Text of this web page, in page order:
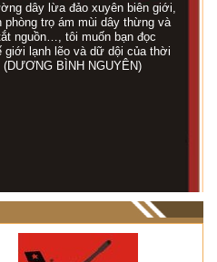
dây lừa đảo xuyên biên giới,
trọ ám mùi dây thừng và
nguồn…, tôi muốn bạn đọc
giới lạnh lẽo và dữ dội của thời
BÌNH NGUYÊN)